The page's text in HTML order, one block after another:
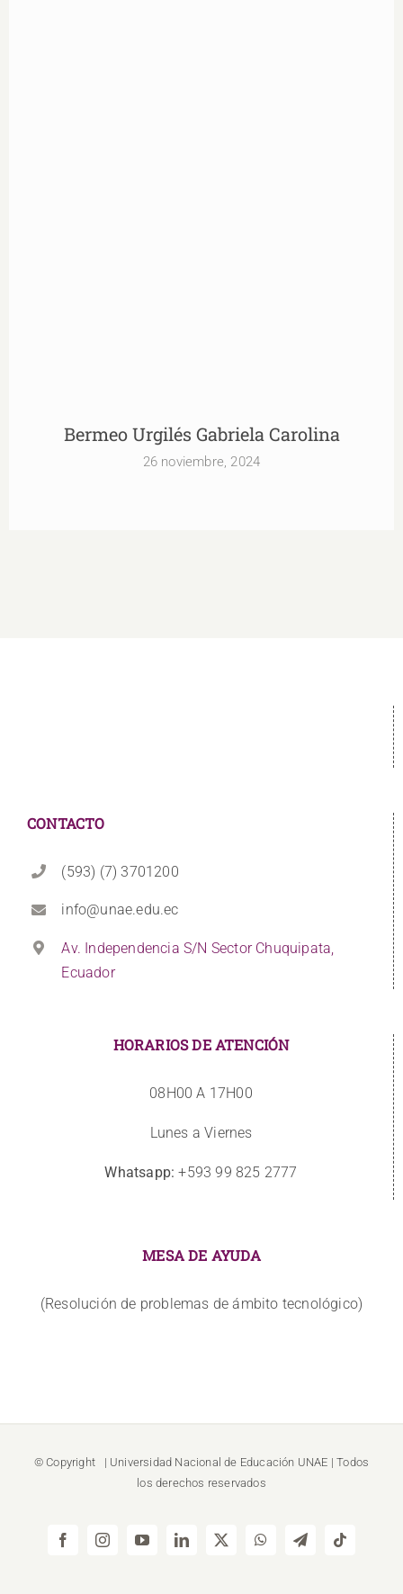
Bermeo Urgilés Gabriela Carolina
26 noviembre, 2024
CONTACTO
(593) (7) 3701200
info@unae.edu.ec
Av. Independencia S/N Sector Chuquipata,
Ecuador
HORARIOS DE ATENCIÓN
08H00 A 17H00
Lunes a Viernes
Whatsapp: +593 99 825 2777
MESA DE AYUDA
(Resolución de problemas de ámbito tecnológico)
© Copyright | Universidad Nacional de Educación UNAE | Todos
los derechos reservados
FacebookInstagramYouTubeLinkedIn
X WhatsAppTelegramTiktok